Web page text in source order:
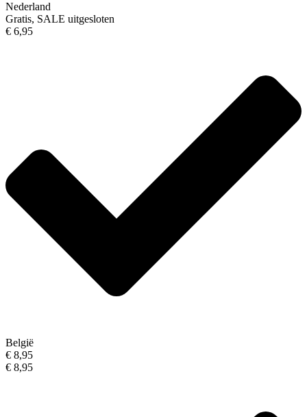
Nederland
Gratis, SALE uitgesloten
€ 6,95
België
€ 8,95
€ 8,95